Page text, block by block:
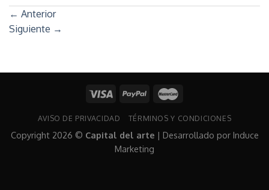
← Anterior
Siguiente →
AVISO DE PRIVACIDAD TÉRMINOS Y CONDICIONES
Copyright 2026 © Capital del arte | Desarrollado por Induce
Marketing